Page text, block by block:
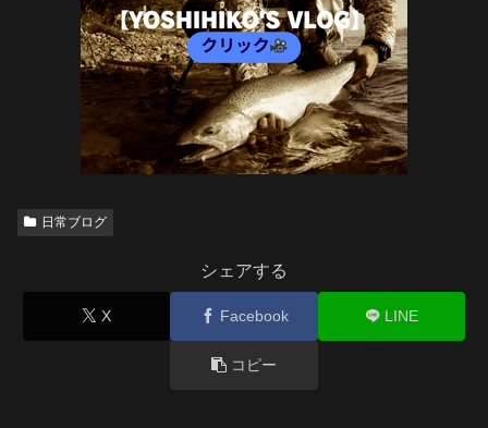
日常ブログ
シェアする
X Facebook LINE
コピー